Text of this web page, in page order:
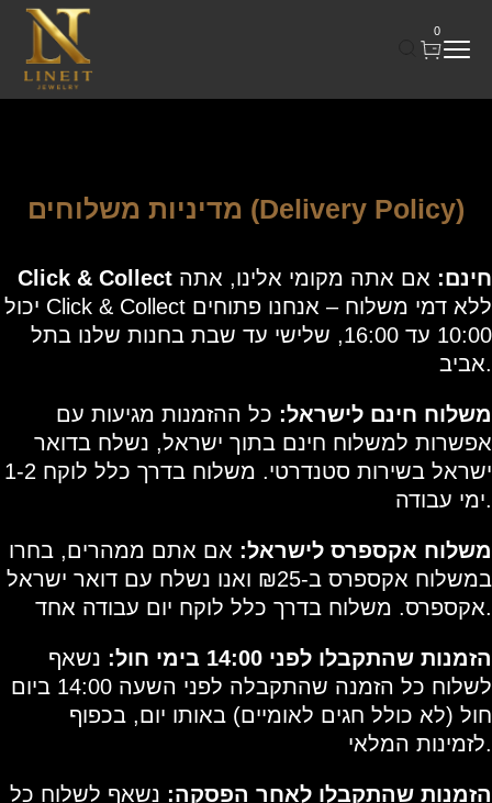
0
מדיניות משלוחים (Delivery Policy)
Click & Collect חינם: אם אתה מקומי אלינו, אתה
יכול Click & Collect ללא דמי משלוח – אנחנו פתוחים
10:00 עד 16:00, שלישי עד שבת בחנות שלנו בתל
אביב.
משלוח חינם לישראל: כל ההזמנות מגיעות עם
אפשרות למשלוח חינם בתוך ישראל, נשלח בדואר
ישראל בשירות סטנדרטי. משלוח בדרך כלל לוקח 1-2
ימי עבודה.
משלוח אקספרס לישראל: אם אתם ממהרים, בחרו
במשלוח אקספרס ב-₪25 ואנו נשלח עם דואר ישראל
אקספרס. משלוח בדרך כלל לוקח יום עבודה אחד.
הזמנות שהתקבלו לפני 14:00 בימי חול:
נשאף
לשלוח כל הזמנה שהתקבלה לפני השעה 14:00 ביום
חול (לא כולל חגים לאומיים) באותו יום, בכפוף
לזמינות המלאי.
הזמנות שהתקבלו לאחר הפסקה: נשאף לשלוח כל